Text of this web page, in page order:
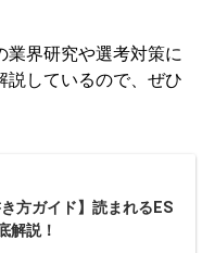
業界研究や選考対策に
説しているので、ぜひ
き方ガイド】読まれるES
解説！